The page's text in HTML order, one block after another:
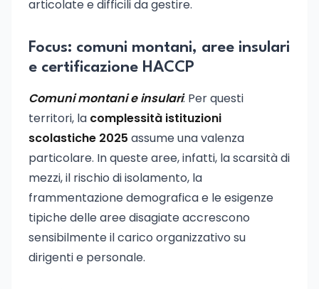
articolate e difficili da gestire.
Focus: comuni montani, aree insulari
e certificazione HACCP
Comuni montani e insulari: Per questi
territori, la complessità istituzioni
scolastiche 2025 assume una valenza
particolare. In queste aree, infatti, la scarsità di
mezzi, il rischio di isolamento, la
frammentazione demografica e le esigenze
tipiche delle aree disagiate accrescono
sensibilmente il carico organizzativo su
dirigenti e personale.